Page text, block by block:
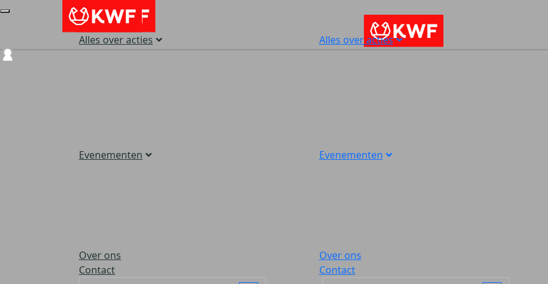
Alles over acties
Evenementen
Over ons
Contact
Alles over acties
Evenementen
Over ons
Contact